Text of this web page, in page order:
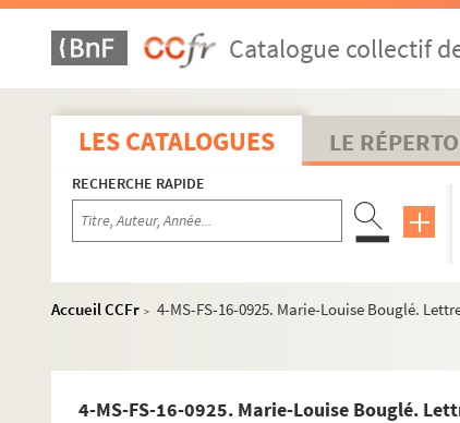
Catalogue collectif
LES CATALOGUES LE
RECHERCHE RAPIDE
Accueil CCFr > 4-MS-FS-16-0925. Marie-Louise Bouglé.
4-MS-FS-16-0925. Marie-Louise Bouglé.